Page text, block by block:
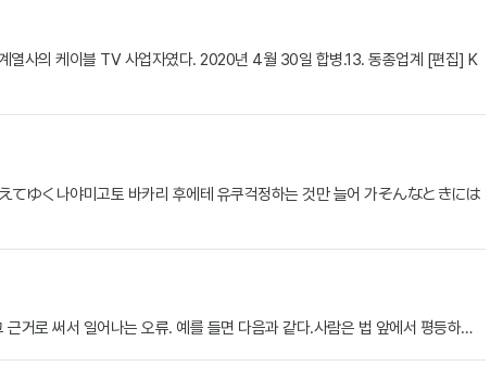
열사의 케이블 TV 사업자였다. 2020년 4월 30일 합병.13. 동종업계 [편집] K
ゆく나야미고토 바카리 후에테 유쿠걱정하는 것만 늘어 가そんなときには
거로 써서 일어나는 오류. 예를 들면 다음과 같다.사람은 법 앞에서 평등하…